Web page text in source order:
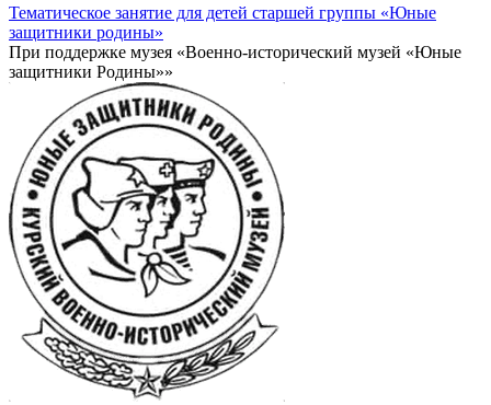
Тематическое занятие для детей старшей группы «Юные
защитники родины»
При поддержке музея «Военно-исторический музей «Юные
защитники Родины»»